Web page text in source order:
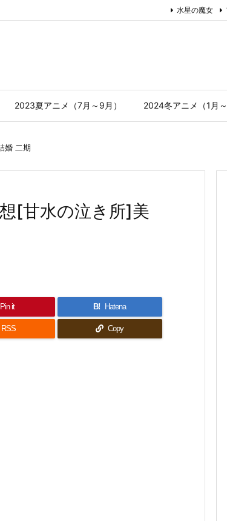
2023夏アニメ（7月～9月） 2024冬アニメ（1月～
水星の魔女
婚 二期
[甘水の泣き所]美
Pin it B! Hatena
RSS Copy